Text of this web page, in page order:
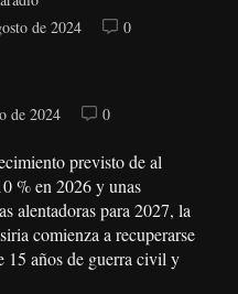
de 2024
0
de 2024 0
previsto de al
% en 2026 y unas
alentadoras para 2027, la
comienza a recuperarse
15 años de guerra civil y